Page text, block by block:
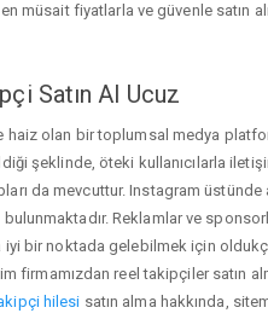
müsait fiyatlarla ve güvenle satın
Satın Al Ucuz
haiz olan bir toplumsal medya
şeklinde, öteki kullanıcılarla
da mevcuttur. Instagram üstünde
Reklamlar ve
bir noktada gelebilmek için
firmamızdan reel takipçiler satın
hilesi satın alma hakkında,